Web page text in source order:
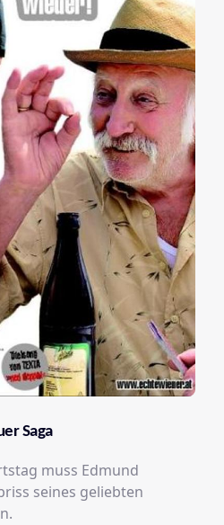
Saga
muss Edmund
seines geliebten